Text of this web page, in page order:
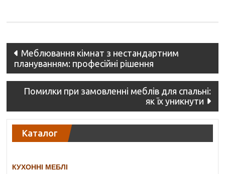
Post
navigation
Меблювання кімнат з нестандартним
плануванням: професійні рішення
Помилки при замовленні меблів для спальні:
як їх уникнути
Каталог
КУХОННІ МЕБЛІ